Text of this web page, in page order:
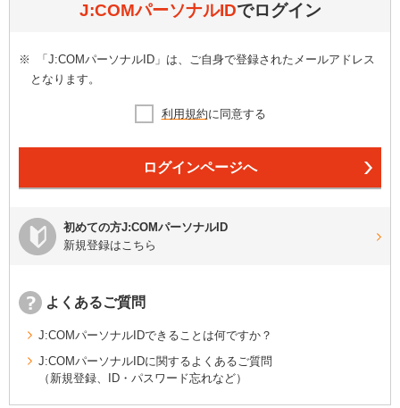
J:COMパーソナルIDでログイン
※
「J:COMパーソナルID」は、ご自身で登録されたメールアドレス
となります。
利用規約に同意する
ログインページへ
初めての方J:COMパーソナルID
新規登録はこちら
よくあるご質問
J:COMパーソナルIDできることは何ですか？
J:COMパーソナルIDに関するよくあるご質問
（新規登録、ID・パスワード忘れなど）